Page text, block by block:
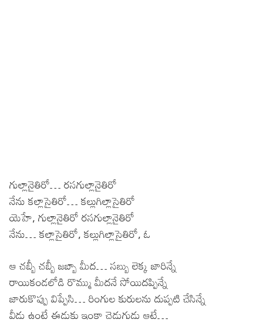
గుల్లానైతిరో… రసగుల్లానైతిరో
నేను కల్లాసైతిరో… కల్లుగిల్లాసైతిరో
యెహే, గుల్లానైతిరో రసగుల్లానైతిరో
నేను… కల్లాసైతిరో, కల్లుగిల్లాసైతిరో, ఓ
ఆ చబ్బీ చబ్బీ జబ్బా మీద… సబ్బు లెక్క జారిన్నే
రాయికండలోడి రొమ్ము మీదనే సోయిదప్పిన్నే
జారుకొప్పు విప్పేసి… రింగుల కురులను దుప్పటి చేసిన్నే
వీడు ఉంటే ఈడుకు ఇంకా చెడుగుడు ఆటే…